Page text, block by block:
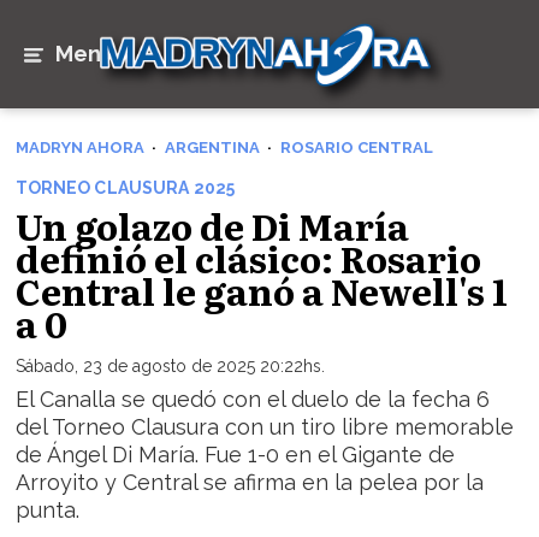
Menú
MADRYN AHORA ARGENTINA ROSARIO CENTRAL
TORNEO CLAUSURA 2025
Un golazo de Di María
definió el clásico: Rosario
Central le ganó a Newell's 1
a 0
Sábado, 23 de agosto de 2025 20:22hs.
El Canalla se quedó con el duelo de la fecha 6
del Torneo Clausura con un tiro libre memorable
de Ángel Di María. Fue 1-0 en el Gigante de
Arroyito y Central se afirma en la pelea por la
punta.